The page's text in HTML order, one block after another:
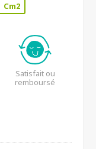
Cm2
Satisfait ou
remboursé